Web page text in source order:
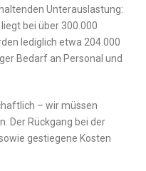
Unterauslastung:
bei über 300.000
lediglich etwa 204.000
Bedarf an Personal und
– wir müssen
Der Rückgang bei der
gestiegene Kosten